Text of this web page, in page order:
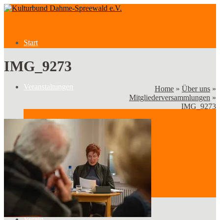
Start
Veranstaltungen
Kategorien
IMG_9273
Home » Über uns »
Mitgliederversammlungen »
IMG_9273